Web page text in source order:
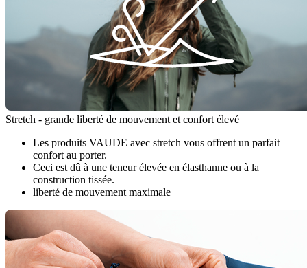
Stretch - grande liberté de mouvement et confort élevé
Les produits VAUDE avec stretch vous offrent un parfait
confort au porter.
Ceci est dû à une teneur élevée en élasthanne ou à la
construction tissée.
liberté de mouvement maximale